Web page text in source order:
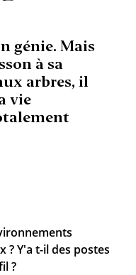
génie. Mais
à sa
arbres, il
vie
? Y'a t-il des postes
?